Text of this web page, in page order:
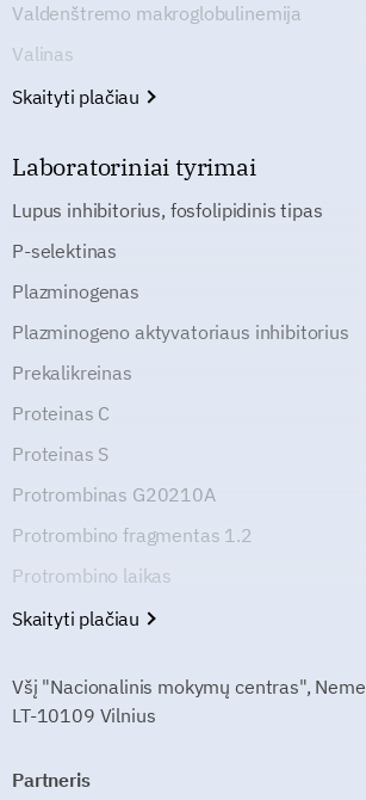
Valdenštremo makroglobulinemija
Valinas
Skaityti plačiau
Laboratoriniai tyrimai
Lupus inhibitorius, fosfolipidinis tipas
P-selektinas
Plazminogenas
Plazminogeno aktyvatoriaus inhibitorius
Prekalikreinas
Proteinas C
Proteinas S
Protrombinas G20210A
Protrombino fragmentas 1.2
Protrombino laikas
Skaityti plačiau
Všį "Nacionalinis mokymų centras",
LT-10109 Vilnius
Partneris